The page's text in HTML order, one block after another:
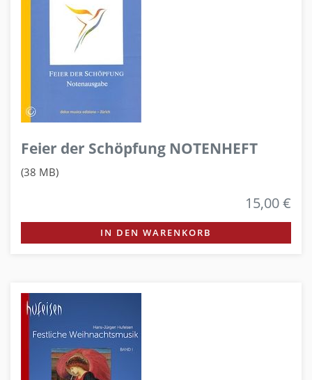
Feier der Schöpfung NOTENHEFT
(38 MB)
15,00 €
IN DEN WARENKORB